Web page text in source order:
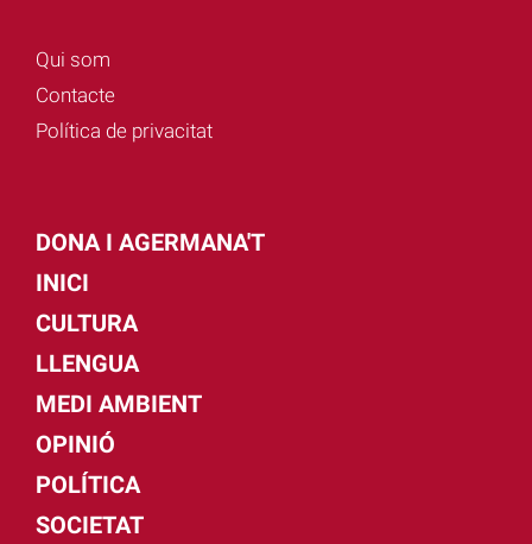
Qui som
Contacte
Política de privacitat
DONA I AGERMANA'T
INICI
CULTURA
LLENGUA
MEDI AMBIENT
OPINIÓ
POLÍTICA
SOCIETAT